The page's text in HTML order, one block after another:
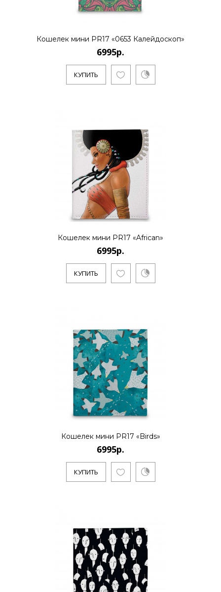
..
6995р.
..
КУПИТЬ
6995р.
6995р.
..
КУПИТЬ
6995р.
КУПИТЬ
Кошелек мини PR17 «0653 Калейдоскоп»
6995р.
КУПИТЬ
Кошелек мини PR17 «African»
6995р.
КУПИТЬ
Кошелек мини PR17 «Birds»
6995р.
КУПИТЬ